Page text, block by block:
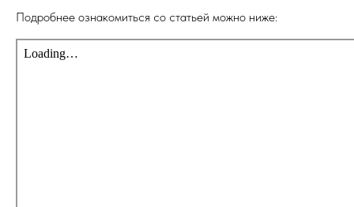
Подробнее ознакомиться со статьей можно ниже: